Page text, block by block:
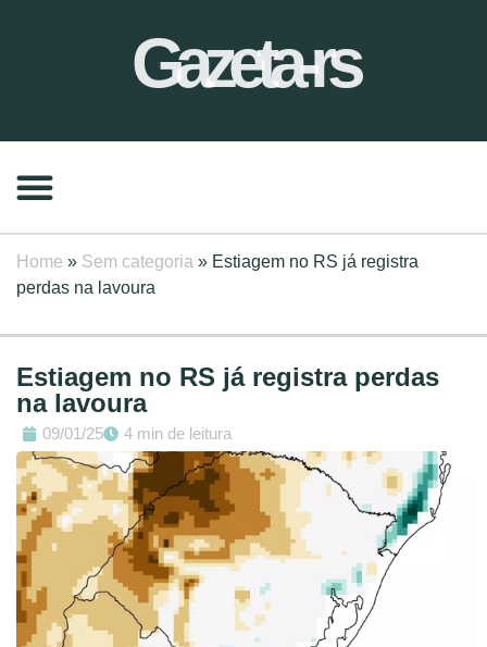
Gazeta-rs
Home » Sem categoria » Estiagem no RS já registra
perdas na lavoura
Estiagem no RS já registra perdas
na lavoura
09/01/25 4 min de leitura